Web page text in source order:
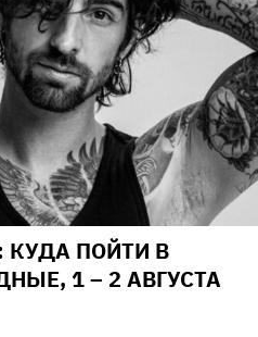
ПОЙТИ В
1 – 2 АВГУСТА